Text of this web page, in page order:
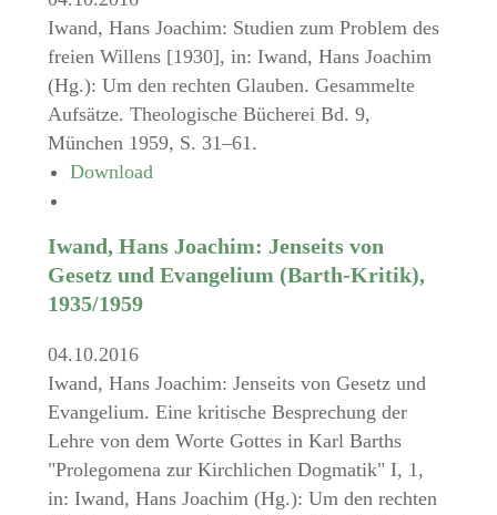
Iwand, Hans Joachim: Studien zum Problem des
freien Willens [1930], in: Iwand, Hans Joachim
(Hg.): Um den rechten Glauben. Gesammelte
Aufsätze. Theologische Bücherei Bd. 9,
München 1959, S. 31–61.
Download
Iwand, Hans Joachim: Jenseits von
Gesetz und Evangelium (Barth-Kritik),
1935/1959
04.10.2016
Iwand, Hans Joachim: Jenseits von Gesetz und
Evangelium. Eine kritische Besprechung der
Lehre von dem Worte Gottes in Karl Barths
"Prolegomena zur Kirchlichen Dogmatik" I, 1,
in: Iwand, Hans Joachim (Hg.): Um den rechten